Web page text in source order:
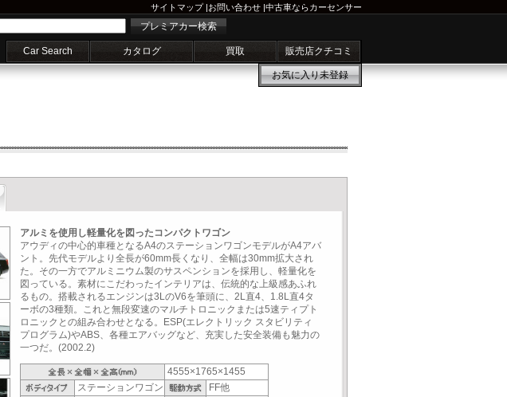
サイトマップ|お問い合わせ |中古車ならカーセンサー
プレミアカー検索
Car Search カタログ 買取 販売店クチコミ
お気に入り未登録
アルミを使用し軽量化を図ったコンパクトワゴン
アウディの中心的車種となるA4のステーションワゴンモデルがA4アバ
ント。先代モデルより全長が60mm長くなり、全幅は30mm拡大され
た。その一方でアルミニウム製のサスペンションを採用し、軽量化を
図っている。素材にこだわったインテリアは、伝統的な上級感あふれ
るもの。搭載されるエンジンは3LのV6を筆頭に、2L直4、1.8L直4タ
ーボの3種類。これと無段変速のマルチトロニックまたは5速ティプト
ロニックとの組み合わせとなる。ESP(エレクトリック スタビリティ
プログラム)やABS、各種エアバッグなど、充実した安全装備も魅力の
一つだ。(2002.2)
4555×1765×1455
ステーションワゴン
FF他